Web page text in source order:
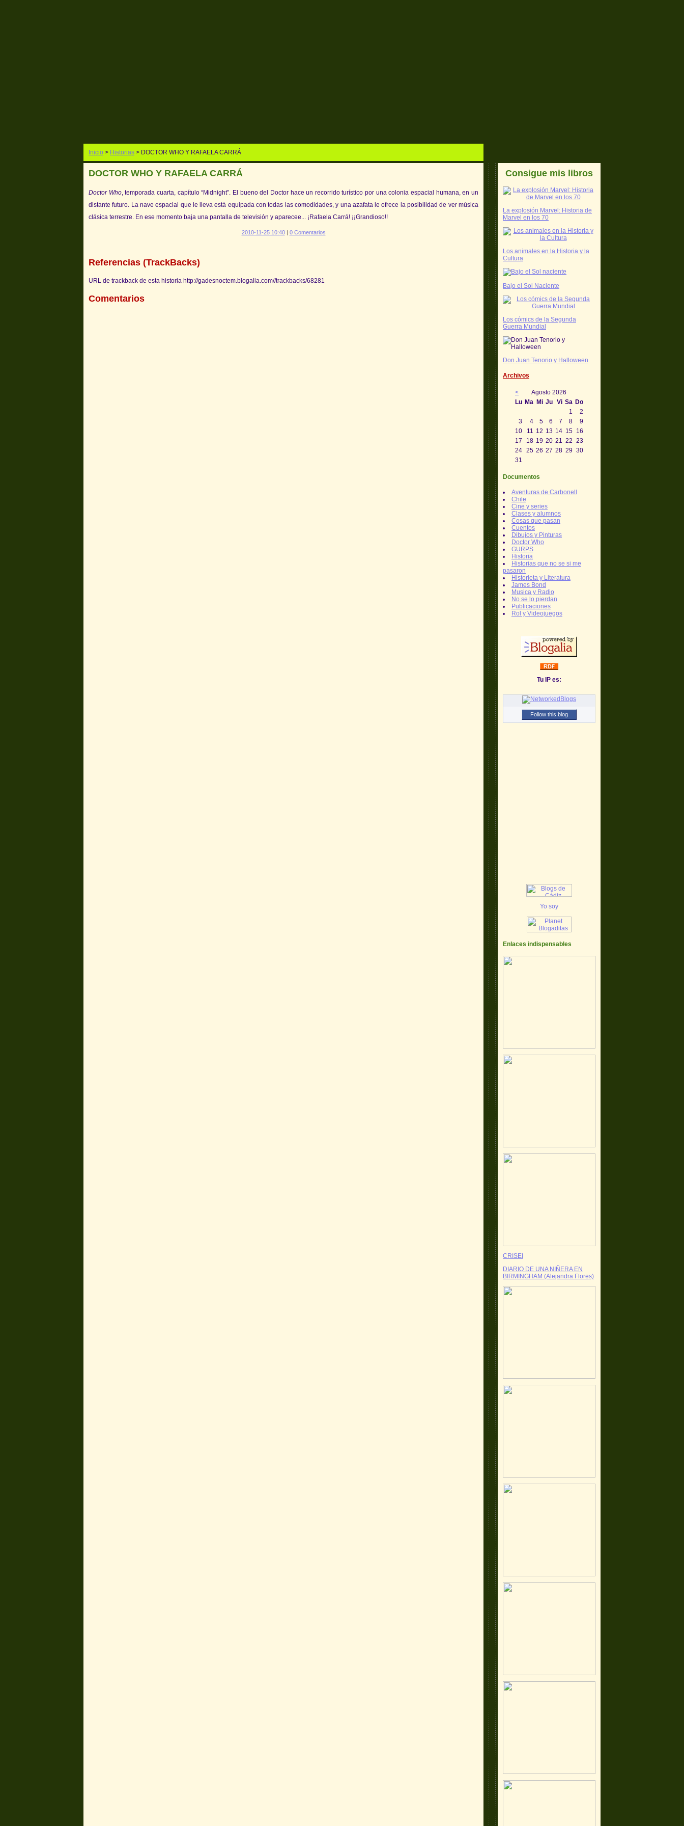
Inicio > Historias > DOCTOR WHO Y RAFAELA CARRÁ
DOCTOR WHO Y RAFAELA CARRÁ
Doctor Who, temporada cuarta, capítulo “Midnight”. El bueno del Doctor hace un recorrido turístico por una colonia espacial humana, en un
distante futuro. La nave espacial que le lleva está equipada con todas las comodidades, y una azafata le ofrece la posibilidad de ver música
clásica terrestre. En ese momento baja una pantalla de televisión y aparecee... ¡Rafaela Carrá! ¡¡Grandioso!!
2010-11-25 10:40| 0 Comentarios
Referencias (TrackBacks)
URL de trackback de esta historia http://gadesnoctem.blogalia.com//trackbacks/68281
Comentarios
Consigue mis libros
La explosión Marvel: Historia de
Marvel en los 70
Los animales en la Historia y la
Cultura
Bajo el Sol Naciente
Los cómics de la Segunda
Guerra Mundial
Don Juan Tenorio y Halloween
Archivos
<
Agosto 2026
Lu Ma Mi Ju Vi Sa Do
1
2
3
4 5 6 7 8
9
10
11 12 13 14 15 16
17
18 19 20 21 22 23
24 25 26 27 28 29 30
31
Documentos
Aventuras de Carbonell
Chile
Cine y series
Clases y alumnos
Cosas que pasan
Cuentos
Dibujos y Pinturas
Doctor Who
GURPS
Historia
Historias que no se si me
pasaron
Historieta y Literatura
James Bond
Musica y Radio
No se lo pierdan
Publicaciones
Rol y Videojuegos
Tu IP es:
Follow this blog
Enlaces indispensables
CRISEI
DIARIO DE UNA NIÑERA EN
BIRMINGHAM (Alejandra Flores)